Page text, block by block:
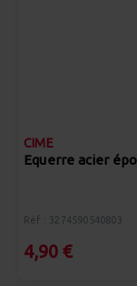
CIME
Equerre acier
Réf : 3274590540803
4,90 €